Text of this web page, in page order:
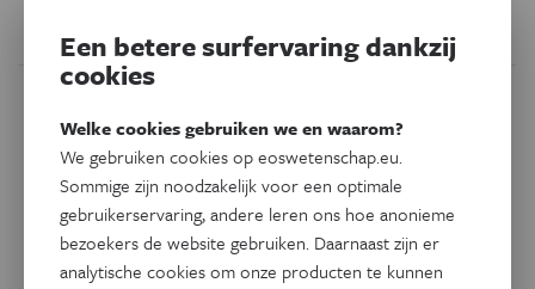
Simon Makin
Een betere surfervaring dankzij
cookies
Welke cookies gebruiken we en waarom?
We gebruiken cookies op eoswetenschap.eu.
Sommige zijn noodzakelijk voor een optimale
gebruikerservaring, andere leren ons hoe anonieme
bezoekers de website gebruiken. Daarnaast zijn er
analytische cookies om onze producten te kunnen